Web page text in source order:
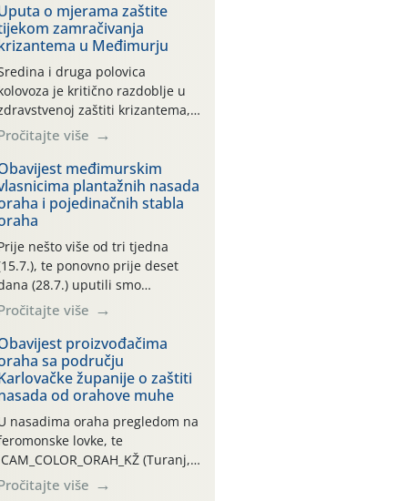
o mjerama zaštite
zamračivanja
u Međimurju
i druga polovica
je kritično razdoblje u
zaštiti krizantema,
prije zamračivanja u proteklom
smo mjesecu tri puta upućivali
o preventivnim
zaštite krizantema od
uzročnika bolesti,
i fito-fagnih grinja (23.7.,
06.7.)! Na početku ovog
je zabilježeno je
i ekstremno vruće
razdoblje, uz
temperature […]
više
međimurskim
plantažnih nasada
i pojedinačnih stabla
nešto više od tri tjedna
te ponovno prije deset
(28.7.) uputili smo
vlasnicima plantažnih
nasada oraha i pojedinačnih
o početku leta i
potrebi usmjerenog
orahove muhe
completa)! Već
dana traje drugi
“toplinski udar”, koji
naročito izražen zadnja šest
(31.7.-05.8.), jer najviše
zraka svakodnevno
više
proizvođačima
sa području
županije o zaštiti
od orahove muhe
nasadima oraha pregledom na
lovke, te
CAM_COLOR_ORAH_KŽ (Turanj,
zabilježena je mala
više